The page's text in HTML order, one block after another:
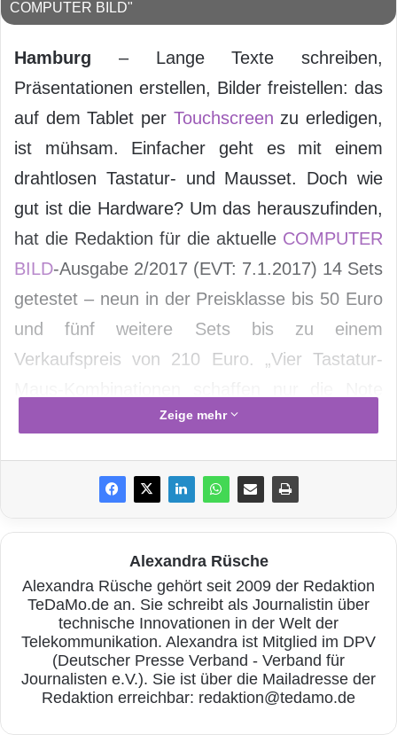
COMPUTER BILD"
Hamburg – Lange Texte schreiben,
Präsentationen erstellen, Bilder freistellen: das
auf dem Tablet per Touchscreen zu erledigen,
ist mühsam. Einfacher geht es mit einem
drahtlosen Tastatur- und Mausset. Doch wie
gut ist die Hardware? Um das herauszufinden,
hat die Redaktion für die aktuelle COMPUTER
BILD-Ausgabe 2/2017 (EVT: 7.1.2017) 14 Sets
getestet – neun in der Preisklasse bis 50 Euro
und fünf weitere Sets bis zu einem
Verkaufspreis von 210 Euro. „Vier Tastatur-
ausreichend“, sagt COMPUTER BILD-
größten Schwachpunkte vor allem die billige
Zeige mehr
Alexandra Rüsche
Alexandra Rüsche gehört seit 2009 der Redaktion
TeDaMo.de an. Sie schreibt als Journalistin über
technische Innovationen in der Welt der
Telekommunikation. Alexandra ist Mitglied im DPV
(Deutscher Presse Verband - Verband für
Journalisten e.V.). Sie ist über die Mailadresse der
Redaktion erreichbar: redaktion@tedamo.de